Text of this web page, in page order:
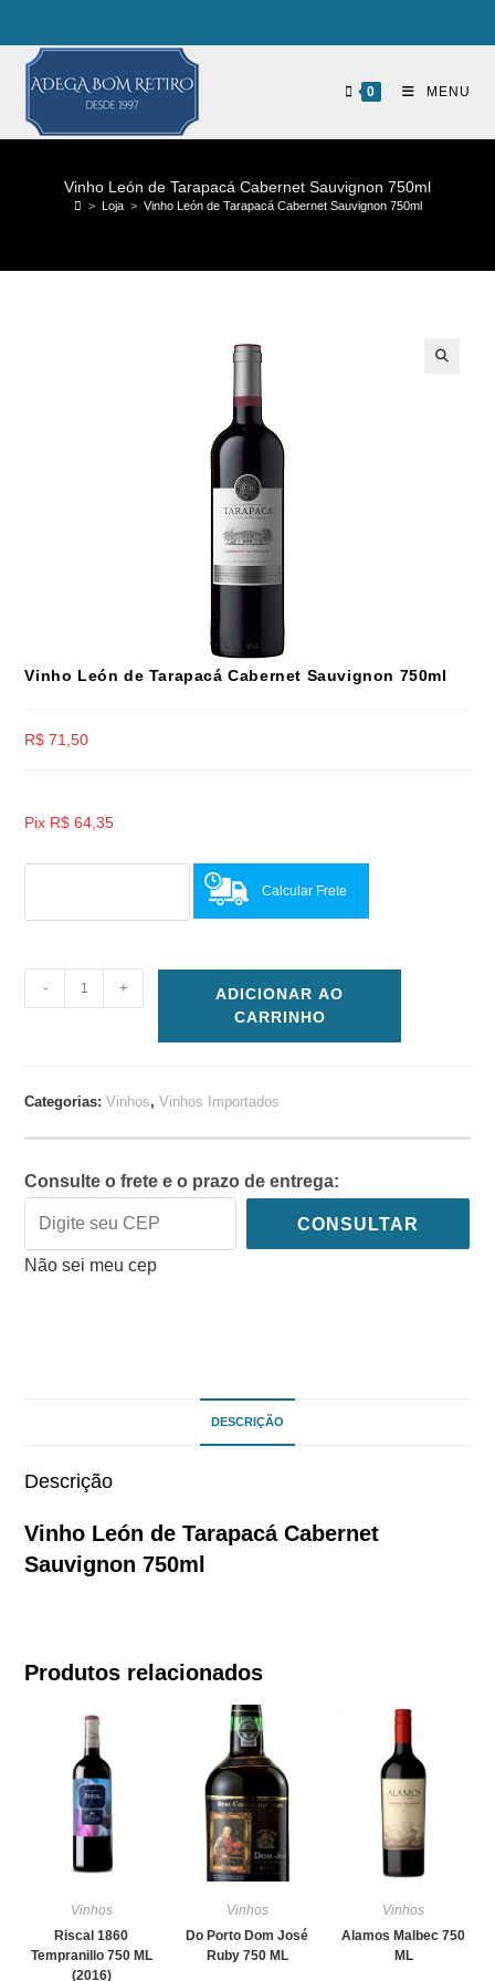
0 MENU
Vinho León de Tarapacá Cabernet Sauvignon 750ml
> Loja > Vinho León de Tarapacá Cabernet Sauvignon 750ml
Vinho León de Tarapacá Cabernet Sauvignon 750ml
R$ 71,50
Pix R$ 64,35
Calcular Frete
- +
ADICIONAR AO
CARRINHO
Categorias:Vinhos,Vinhos Importados
Consulte o frete e o prazo de entrega:
CONSULTAR
Não sei meu cep
DESCRIÇÃO
Descrição
Vinho León de Tarapacá Cabernet
Sauvignon 750ml
Produtos relacionados
Vinhos
Riscal 1860
Tempranillo 750 ML
(2016)
Vinhos
Do Porto Dom José
Ruby 750 ML
Vinhos
Alamos Malbec 750
ML